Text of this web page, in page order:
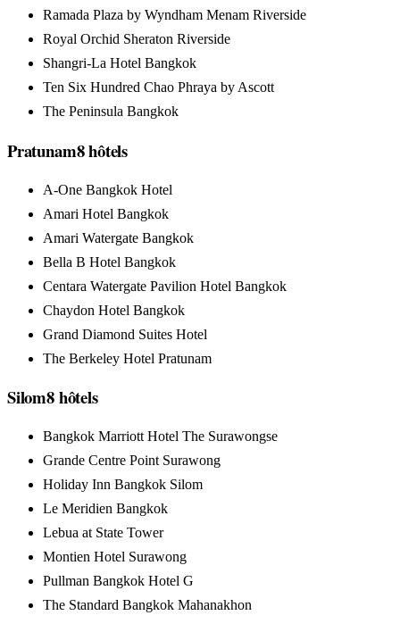
Ramada Plaza by Wyndham Menam Riverside
Royal Orchid Sheraton Riverside
Shangri-La Hotel Bangkok
Ten Six Hundred Chao Phraya by Ascott
The Peninsula Bangkok
Pratunam8hôtels
A-One Bangkok Hotel
Amari Hotel Bangkok
Amari Watergate Bangkok
Bella B Hotel Bangkok
Centara Watergate Pavilion Hotel Bangkok
Chaydon Hotel Bangkok
Grand Diamond Suites Hotel
The Berkeley Hotel Pratunam
Silom8hôtels
Bangkok Marriott Hotel The Surawongse
Grande Centre Point Surawong
Holiday Inn Bangkok Silom
Le Meridien Bangkok
Lebua at State Tower
Montien Hotel Surawong
Pullman Bangkok Hotel G
The Standard Bangkok Mahanakhon